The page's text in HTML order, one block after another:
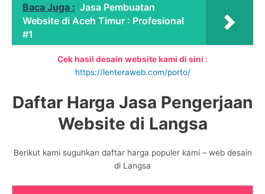
Baca Juga : Jasa Pembuatan
Website di Aceh Timur : Profesional
#1
Cek hasil desain website kami di sini :
https://lenteraweb.com/porto/
Daftar Harga Jasa Pengerjaan
Website di Langsa
Berikut kami suguhkan daftar harga populer kami – web desain
di Langsa